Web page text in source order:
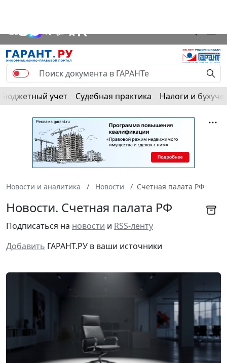
Бюджетный учет Судебная практика Налоги и
Новости и аналитика Новости Счетная палата РФ
Новости. Счетная палата РФ
Подписаться на новости и RSS-ленту
Добавить ГАРАНТ.РУ в ваши источники